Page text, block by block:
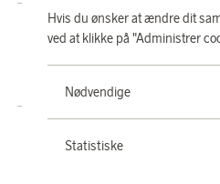
Hvis du ønsker at ændre dit
ved at klikke på "Administrer
Nødvendige
Statistiske
Butik SAS EuroBonus drives af
295, 2., 2605
Copyright © 2026 Crossroads